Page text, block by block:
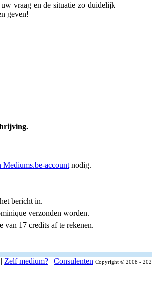
vraag en de situatie zo duidelijk
geven!
Mediums.be-account nodig.
bericht in.
verzonden worden.
van 17 credits af te rekenen.
| Zelf medium? | Consulenten Copyright © 2008 -